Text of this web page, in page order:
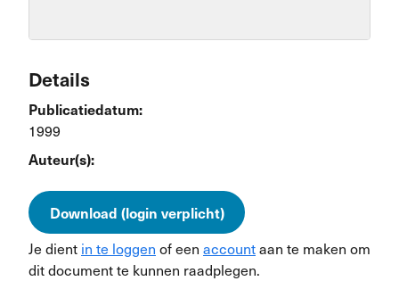
Details
Publicatiedatum:
1999
Auteur(s):
Download (login verplicht)
Je dient in te loggen of een accountaan te maken om
dit document te kunnen raadplegen.